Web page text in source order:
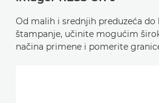
Od malih i srednjih preduzeća do
štampanje, učinite mogućim
načina primene i pomerite